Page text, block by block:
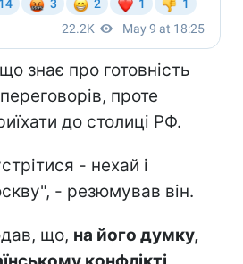
знає про готовність
проте
до столиці РФ.
- нехай і
- резюмував він.
що, на його думку,